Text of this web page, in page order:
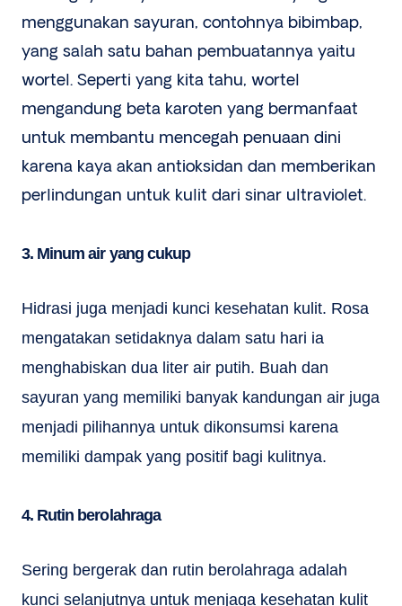
menggunakan sayuran, contohnya bibimbap,
yang salah satu bahan pembuatannya yaitu
wortel. Seperti yang kita tahu, wortel
mengandung beta karoten yang bermanfaat
untuk membantu mencegah penuaan dini
karena kaya akan antioksidan dan memberikan
perlindungan untuk kulit dari sinar ultraviolet.
3. Minum air yang cukup
Hidrasi juga menjadi kunci kesehatan kulit. Rosa
mengatakan setidaknya dalam satu hari ia
menghabiskan dua liter air putih. Buah dan
sayuran yang memiliki banyak kandungan air juga
menjadi pilihannya untuk dikonsumsi karena
memiliki dampak yang positif bagi kulitnya.
4. Rutin berolahraga
Sering bergerak dan rutin berolahraga adalah
kunci selanjutnya untuk menjaga kesehatan kulit